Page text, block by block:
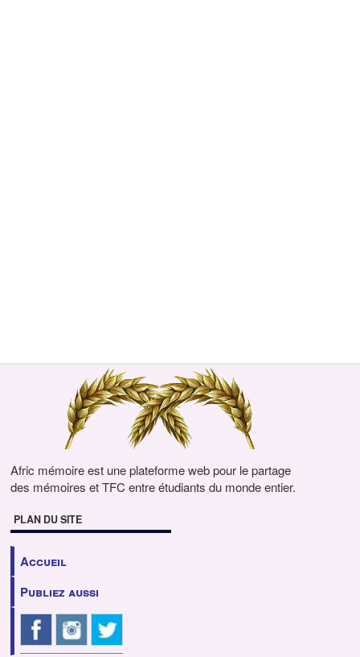
Afric mémoire est une plateforme web pour le partage
des mémoires et TFC entre étudiants du monde entier.
PLAN DU SITE
Accueil
Publiez aussi